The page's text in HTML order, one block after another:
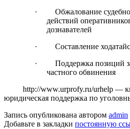
· Обжалование
действий
дознавателей
· Составление
· Поддержка позиций
частного обвинения
http://www.urprofy.ru/urhelp —
юридическая поддержка по
Запись опубликована автором admin
Добавьте в закладки постоянную